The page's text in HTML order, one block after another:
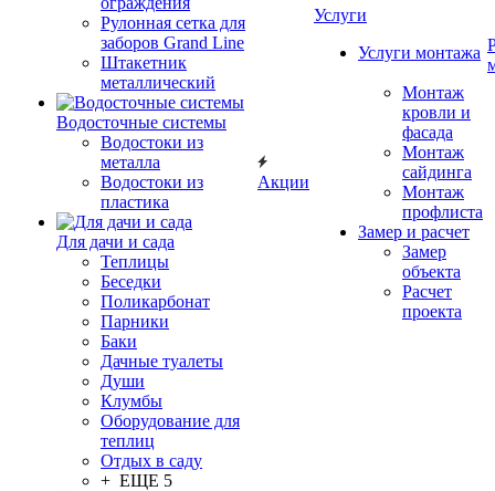
Рулонная сетка для
заборов Grand Line
Штакетник
металлический
Водосточные системы
Водостоки из
металла
Водостоки из
пластика
Для дачи и сада
Теплицы
Беседки
Поликарбонат
Парники
Баки
Дачные туалеты
Души
Клумбы
Оборудование для
теплиц
Отдых в саду
+ ЕЩЕ 5
Акции
Услуги
Услуги монтажа
Монтаж
кровли и
фасада
Монтаж
сайдинга
Монтаж
профлиста
Замер и расчет
Замер
объекта
Расчет
проекта